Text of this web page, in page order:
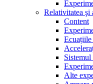
Relativitatea şi
Content
Alte